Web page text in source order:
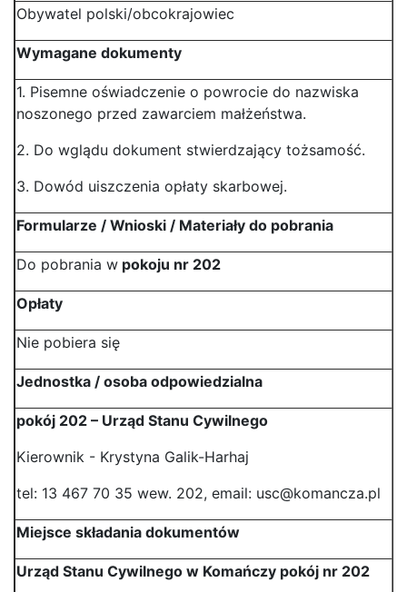
Obywatel polski/obcokrajowiec
Wymagane dokumenty
1. Pisemne oświadczenie o powrocie do nazwiska
noszonego przed zawarciem małżeństwa.
2. Do wglądu dokument stwierdzający tożsamość.
3. Dowód uiszczenia opłaty skarbowej.
Formularze / Wnioski / Materiały do pobrania
Do pobrania w pokoju nr 202
Opłaty
Nie pobiera się
Jednostka / osoba odpowiedzialna
pokój 202 – Urząd Stanu Cywilnego
Kierownik - Krystyna Galik-Harhaj
tel: 13 467 70 35 wew. 202, email: usc@komancza.pl
Miejsce składania dokumentów
Urząd Stanu Cywilnego w Komańczy pokój nr 202